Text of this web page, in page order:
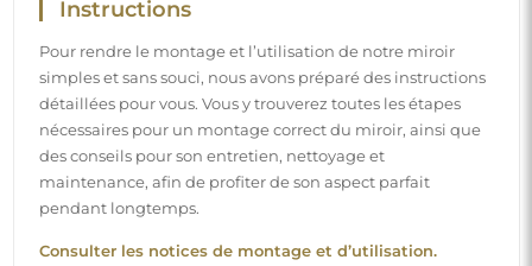
Instructions
Pour rendre le montage et l’utilisation de notre miroir
simples et sans souci, nous avons préparé des instructions
détaillées pour vous. Vous y trouverez toutes les étapes
nécessaires pour un montage correct du miroir, ainsi que
des conseils pour son entretien, nettoyage et
maintenance, afin de profiter de son aspect parfait
pendant longtemps.
Consulter les notices de montage et d’utilisation.